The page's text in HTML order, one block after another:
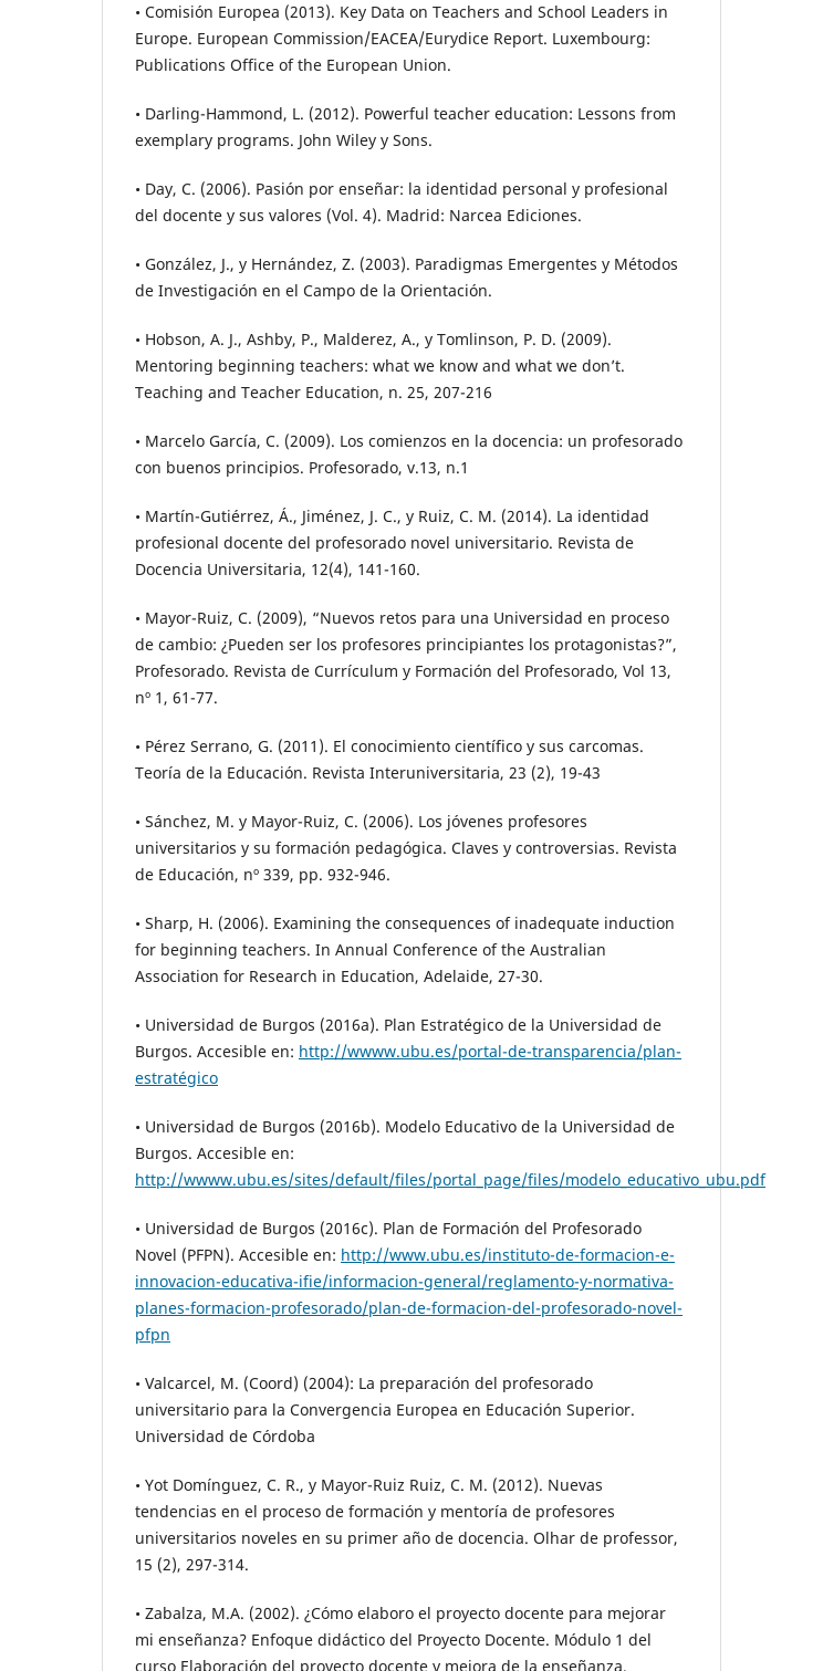
• Comisión Europea (2013). Key Data on Teachers and School Leaders in
Europe. European Commission/EACEA/Eurydice Report. Luxembourg:
Publications Office of the European Union.
• Darling-Hammond, L. (2012). Powerful teacher education: Lessons from
exemplary programs. John Wiley y Sons.
• Day, C. (2006). Pasión por enseñar: la identidad personal y profesional
del docente y sus valores (Vol. 4). Madrid: Narcea Ediciones.
• González, J., y Hernández, Z. (2003). Paradigmas Emergentes y Métodos
de Investigación en el Campo de la Orientación.
• Hobson, A. J., Ashby, P., Malderez, A., y Tomlinson, P. D. (2009).
Mentoring beginning teachers: what we know and what we don’t.
Teaching and Teacher Education, n. 25, 207-216
• Marcelo García, C. (2009). Los comienzos en la docencia: un profesorado
con buenos principios. Profesorado, v.13, n.1
• Martín-Gutiérrez, Á., Jiménez, J. C., y Ruiz, C. M. (2014). La identidad
profesional docente del profesorado novel universitario. Revista de
Docencia Universitaria, 12(4), 141-160.
• Mayor-Ruiz, C. (2009), “Nuevos retos para una Universidad en proceso
de cambio: ¿Pueden ser los profesores principiantes los protagonistas?”,
Profesorado. Revista de Currículum y Formación del Profesorado, Vol 13,
nº 1, 61-77.
• Pérez Serrano, G. (2011). El conocimiento científico y sus carcomas.
Teoría de la Educación. Revista Interuniversitaria, 23 (2), 19-43
• Sánchez, M. y Mayor-Ruiz, C. (2006). Los jóvenes profesores
universitarios y su formación pedagógica. Claves y controversias. Revista
de Educación, nº 339, pp. 932-946.
• Sharp, H. (2006). Examining the consequences of inadequate induction
for beginning teachers. In Annual Conference of the Australian
Association for Research in Education, Adelaide, 27-30.
• Universidad de Burgos (2016a). Plan Estratégico de la Universidad de
Burgos. Accesible en: http://wwww.ubu.es/portal-de-transparencia/plan-
estratégico
• Universidad de Burgos (2016b). Modelo Educativo de la Universidad de
Burgos. Accesible en:
http://wwww.ubu.es/sites/default/files/portal_page/files/modelo_educativo_ubu.pdf
• Universidad de Burgos (2016c). Plan de Formación del Profesorado
Novel (PFPN). Accesible en: http://www.ubu.es/instituto-de-formacion-e-
innovacion-educativa-ifie/informacion-general/reglamento-y-normativa-
planes-formacion-profesorado/plan-de-formacion-del-profesorado-novel-
pfpn
• Valcarcel, M. (Coord) (2004): La preparación del profesorado
universitario para la Convergencia Europea en Educación Superior.
Universidad de Córdoba
• Yot Domínguez, C. R., y Mayor-Ruiz Ruiz, C. M. (2012). Nuevas
tendencias en el proceso de formación y mentoría de profesores
universitarios noveles en su primer año de docencia. Olhar de professor,
15 (2), 297-314.
• Zabalza, M.A. (2002). ¿Cómo elaboro el proyecto docente para mejorar
mi enseñanza? Enfoque didáctico del Proyecto Docente. Módulo 1 del
curso Elaboración del proyecto docente y mejora de la enseñanza.